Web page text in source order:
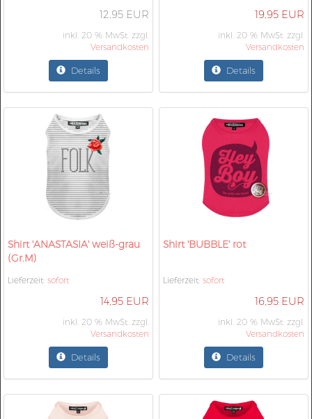
12,95 EUR
inkl. 20 % MwSt. zzgl.
Versandkosten
Details
19,95 EUR
inkl. 20 % MwSt. zzgl.
Versandkosten
Details
Shirt 'ANASTASIA' weiß-grau
(Gr.M)
Lieferzeit: sofort
14,95 EUR
inkl. 20 % MwSt. zzgl.
Versandkosten
Details
Shirt 'BUBBLE' rot
Lieferzeit: sofort
16,95 EUR
inkl. 20 % MwSt. zzgl.
Versandkosten
Details